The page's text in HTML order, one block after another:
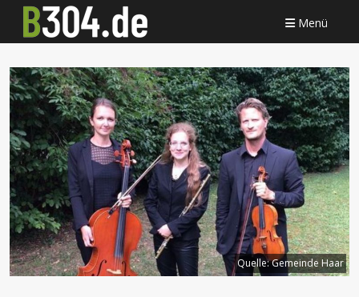
Menü
Quelle:Gemeinde Haar